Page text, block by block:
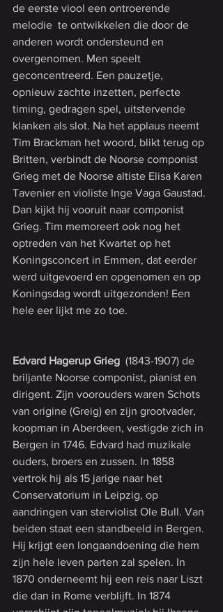
de eerste viool een ontroerende
melodie  te ontwikkelen die door de
anderen wordt ondersteund en
overgenomen. Men speelt
geconcentreerd. Een pauzetje,
opnieuw zachte inzetten, perfecte
timing, gedragen spel, uitstervende
klanken als slot. Na het applaus neemt
Tim Brackman het woord, blikt terug op
Britten, verbindt de Noorse componist
Grieg met de Noorse altiste Elisa Karen
Tavenier en violiste Inge Vaga Gaustad.
Dan kijkt hij vooruit naar componist
Grieg. Tim memoreert ook nog het
optreden van het Kwartet op het
Koningsconcert in Emmen, dat eerder
werd uitgevoerd en opgenomen en op
Koningsdag wordt uitgezonden! Een
hele eer lijkt me zo toe.
Edvard Hagerup Grieg (1843-1907) de
briljante Noorse componist, pianist en
dirigent. Zijn voorouders waren Schots
van origine (Greig) en zijn grootvader,
koopman in Aberdeen, vestigde zich in
Bergen in 1746. Edvard had muzikale
ouders, broers en zussen. In 1858
vertrok hij als 15 jarige naar het
Conservatorium in Leipzig, op
aandringen van sterviolist Ole Bull. Van
beiden staat een standbeeld in Bergen.
Hij krijgt een longaandoening die hem
zijn hele leven parten zal spelen. In
1870 onderneemt hij een reis naar Liszt
die dan in Rome verblijft. In 1874